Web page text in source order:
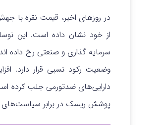
از خود نشان داده است. این
سرمایه‌ گذاری و صنعتی رخ داده‌
وضعیت رکود نسبی قرار دارد.
دارایی‌های ضدتورمی جلب کرده
پوشش ریسک در برابر سیاست‌های